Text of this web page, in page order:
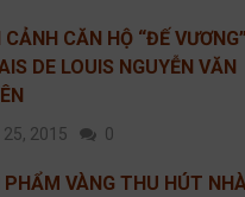
CẢNH CĂN HỘ “ĐẾ VƯƠNG”
DE LOUIS NGUYỄN VĂN
2015 0
PHẨM VÀNG THU HÚT